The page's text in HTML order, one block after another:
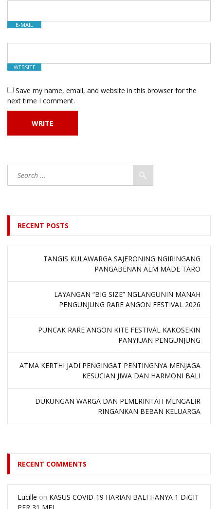
E-MAIL
WEBSITE
Save my name, email, and website in this browser for the
next time I comment.
RECENT POSTS
TANGIS KULAWARGA SAJERONING NGIRINGANG
PANGABENAN ALM MADE TARO
LAYANGAN “BIG SIZE” NGLANGUNIN MANAH
PENGUNJUNG RARE ANGON FESTIVAL 2026
PUNCAK RARE ANGON KITE FESTIVAL KAKOSEKIN
PANYIUAN PENGUNJUNG
ATMA KERTHI JADI PENGINGAT PENTINGNYA MENJAGA
KESUCIAN JIWA DAN HARMONI BALI
DUKUNGAN WARGA DAN PEMERINTAH MENGALIR
RINGANKAN BEBAN KELUARGA
RECENT COMMENTS
Lucille on KASUS COVID-19 HARIAN BALI HANYA 1 DIGIT